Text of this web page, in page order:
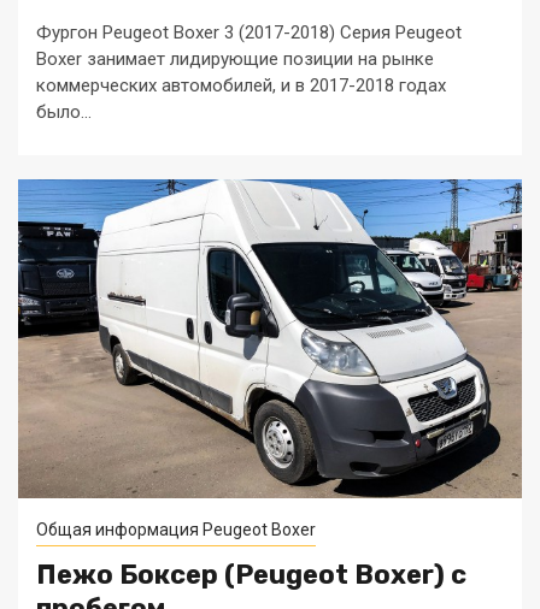
Фургон Peugeot Boxer 3 (2017-2018) Серия Peugeot
Boxer занимает лидирующие позиции на рынке
коммерческих автомобилей, и в 2017-2018 годах
было...
Общая информация Peugeot Boxer
Пежо Боксер (Peugeot Boxer) с